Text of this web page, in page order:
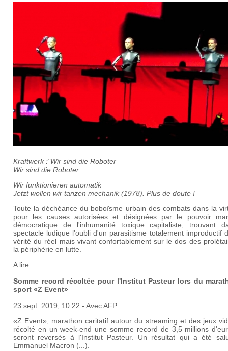
Kraftwerk :"Wir sind die Roboter
Wir sind die Roboter
Wir funktionieren automatik
Jetzt wollen wir tanzen mechanik (1978). Plus de doute !
Toute la déchéance du boboïsme urbain des combats dans la
pour les causes autorisées et désignées par le pouvoir
démocratique de l'inhumanité toxique capitaliste, trouvant
spectacle ludique l'oubli d'un parasitisme totalement improductif
vérité du réel mais vivant confortablement sur le dos des
la périphérie en lutte.
A lire :
Somme record récoltée pour l'Institut Pasteur lors du
sport «Z Event»
23 sept. 2019, 10:22 - Avec AFP
«Z Event», marathon caritatif autour du streaming et des jeux
récolté en un week-end une somme record de 3,5 millions
seront reversés à l'Institut Pasteur. Un résultat qui a été
Emmanuel Macron (...).